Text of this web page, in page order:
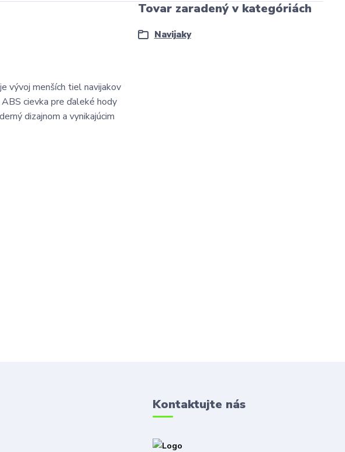
vývoj menších tiel navijakov
cievka pre ďaleké hody
dizajnom a vynikajúcim
Tovar zaradený v kategóriách
Navijaky
Kontaktujte nás